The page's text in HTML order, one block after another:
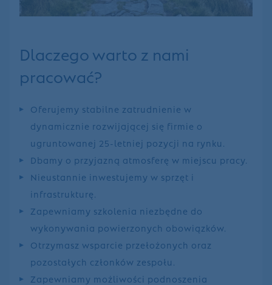
Dlaczego warto z nami
pracować?
Oferujemy stabilne zatrudnienie w
dynamicznie rozwijającej się firmie o
ugruntowanej 25-letniej pozycji na rynku.
Dbamy o przyjazną atmosferę w miejscu pracy.
Nieustannie inwestujemy w sprzęt i
infrastrukturę.
Zapewniamy szkolenia niezbędne do
wykonywania powierzonych obowiązków.
Otrzymasz wsparcie przełożonych oraz
pozostałych członków zespołu.
Zapewniamy możliwości podnoszenia